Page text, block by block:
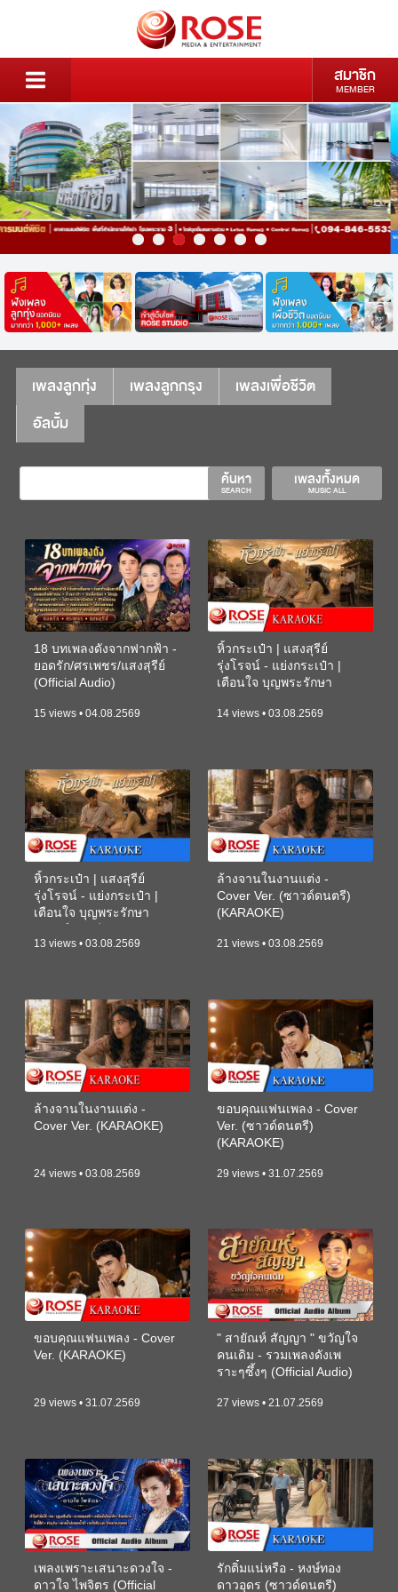
สมาชิก
MEMBER
เพลงลูกทุ่ง เพลงลูกกรุง
เพลงเพื่อชีวิต
อัลบั้ม
เพลงทั้งหมด
MUSIC ALL
ค้นหา
SEARCH
18 บทเพลงดังจากฟากฟ้า -
ยอดรัก/ศรเพชร/แสงสุรีย์
(Official Audio)
15 views • 04.08.2569
หิ้วกระเป๋า | แสงสุรีย์
รุ่งโรจน์ - แย่งกระเป๋า |
เตือนใจ บุญพระรักษา
14 views • 03.08.2569
หิ้วกระเป๋า | แสงสุรีย์
รุ่งโรจน์ - แย่งกระเป๋า |
เตือนใจ บุญพระรักษา
13 views • 03.08.2569
ล้างจานในงานแต่ง -
Cover Ver. (ซาวด์ดนตรี)
(KARAOKE)
21 views • 03.08.2569
ล้างจานในงานแต่ง -
Cover Ver. (KARAOKE)
24 views • 03.08.2569
ขอบคุณแฟนเพลง - Cover
Ver. (ซาวด์ดนตรี)
(KARAOKE)
29 views • 31.07.2569
ขอบคุณแฟนเพลง - Cover
Ver. (KARAOKE)
29 views • 31.07.2569
" สายัณห์ สัญญา " ขวัญใจ
คนเดิม - รวมเพลงดังเพ
ราะๆซึ้งๆ (Official Audio)
27 views • 21.07.2569
เพลงเพราะเสนาะดวงใจ -
ดาวใจ ไพจิตร (Official
รักติ๋มแน่หรือ - หงษ์ทอง
ดาวอุดร (ซาวด์ดนตรี)